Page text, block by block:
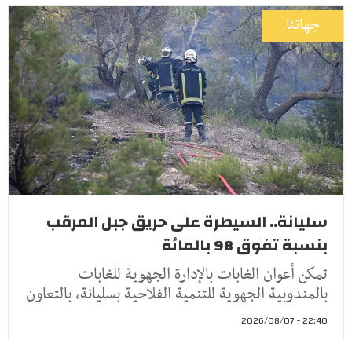
جهاتنا
سليانة.. السيطرة على حريق جبل المرقب
بنسبة تفوق 98 بالمائة
تمكن أعوان الغابات بالإدارة الجهوية للغابات
بالمندوبية الجهوية للتنمية الفلاحية بسليانة، بالتعاون
22:40 - 2026/08/07